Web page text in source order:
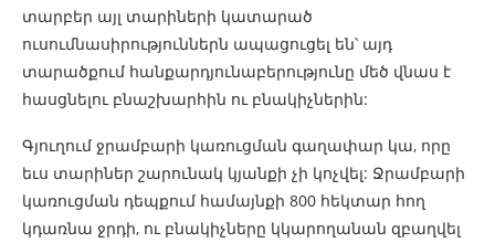
տարբեր այլ տարիների կատարած
ուսումնասիրություններն ապացուցել են՝ այդ
տարածքում հանքարդյունաբերությունը մեծ վնաս է
հասցնելու բնաշխարհին ու բնակիչներին:
Գյուղում ջրամբարի կառուցման գաղափար կա, որը
եւս տարիներ շարունակ կյանքի չի կոչվել: Ջրամբարի
կառուցման դեպքում համայնքի 800 հեկտար հող
կդառնա ջրդի, ու բնակիչները կկարողանան զբաղվել